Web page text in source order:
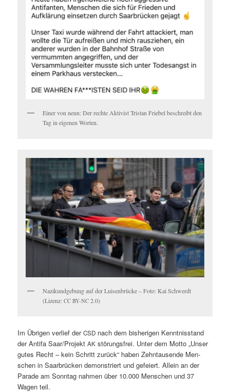
Ein­er von neun: Der rechte Aktivist Tris­tan Friebel beschreibt den
Tag in eige­nen Worten.
Nazikundge­bung auf der Luisen­brücke – Foto: Kai Schw­erdt
(Lizenz:CC BY-NC 2.0)
Im Übri­gen ver­lief derCSD nach dem bish­eri­gen Ken­nt­nis­stand
der Antifa Saar/ProjektAK störungs­frei. Unter dem Mot­to „Unser
gutes Recht – kein Schritt zurück“ haben Zehn­tausende Men­
schen in Saar­brück­en demon­stri­ert und gefeiert. Allein an der
Parade am Son­ntag nah­men über 10.000 Men­schen und 37
Wagen teil.